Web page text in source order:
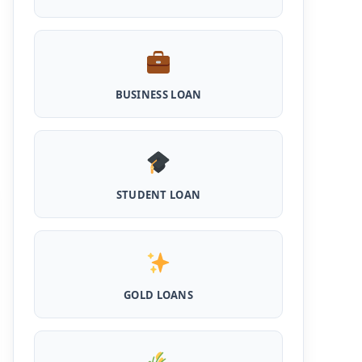
Shilpi Samridhi Loan Scheme: इस सरकारी
लोन, लगता है कम ब्याज और 50% सब्सिडी
Cattle and Murrah Development Yojana:
खरीदने के लिए मिलेंगे 40000
Udyogini Loan Yojana Apply Online:
महिलाओं को बिना गारंटी और बिना ब्याज के मिलेगा ₹3 लाख
Pashu Shed Loan Scheme: पशु शेड बनवाने के
लिए ऐसे ले सकते है 5 लाख तक का सरकारी लोन, मिलेगी
लिए बड़ी खुशखबरी, इस स्कीम से बिना गारंटी पाएं 2 लाख
MPocket Student Loan: स्टूडेंट्स यहाँ से ले सकते
BUSINESS LOAN
STUDENT LOAN
GOLD LOANS